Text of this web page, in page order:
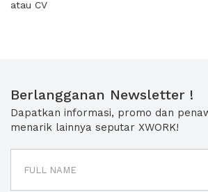
atau CV
Berlangganan Newsletter !
Dapatkan informasi, promo dan
menarik lainnya seputar XWORK!